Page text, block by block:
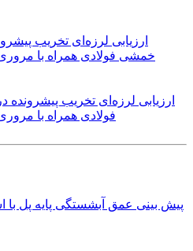
ارزیابی لرزه‌ای تخریب
فولادی همراه با